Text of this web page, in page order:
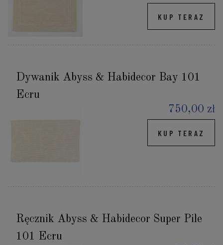
KUP TERAZ
Dywanik Abyss & Habidecor Bay 101
Ecru
750,00 zł
KUP TERAZ
Ręcznik Abyss & Habidecor Super Pile
101 Ecru